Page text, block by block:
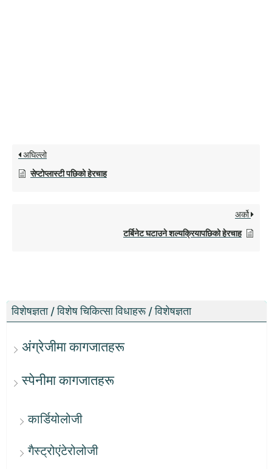
विशेषज्ञता / विशेष चिकित्सा विधाहरू / विशेषज्ञता
अंग्रेजीमा कागजातहरू
स्पेनीमा कागजातहरू
कार्डियोलोजी
गैस्ट्रोएंटेरोलोजी
अघिल्लो
सेप्टोप्लास्टी पछिको हेरचाह
अर्को
टर्बिनेट घटाउने शल्यक्रियापछिको हेरचाह